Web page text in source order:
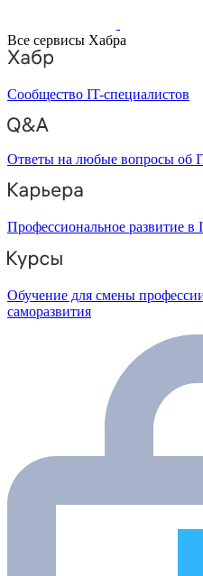
Все сервисы Хабра
Сообщество IT-специалистов
Ответы на любые вопросы об
Профессиональное развитие в
Обучение для смены
саморазвития